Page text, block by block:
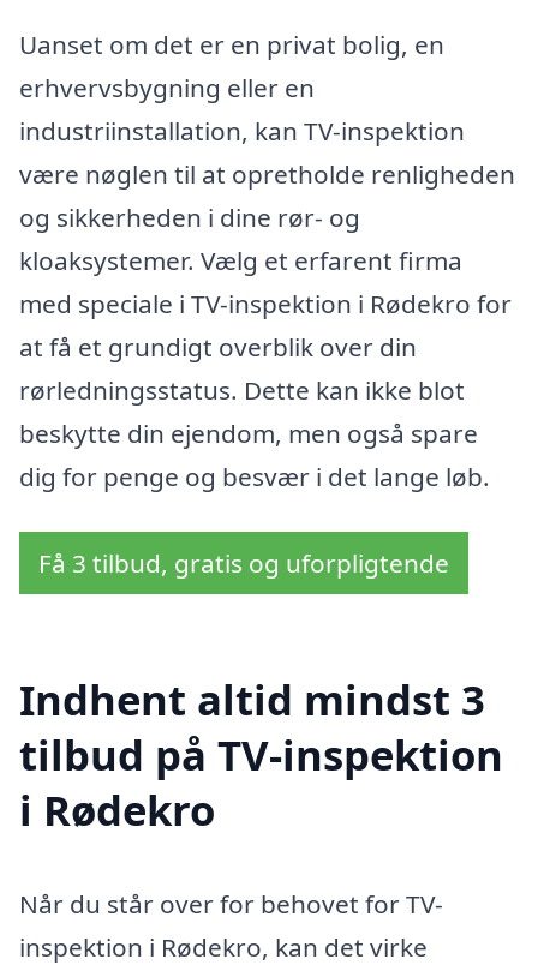
Uanset om det er en privat bolig, en
erhvervsbygning eller en
industriinstallation, kan TV-inspektion
være nøglen til at opretholde renligheden
og sikkerheden i dine rør- og
kloaksystemer. Vælg et erfarent firma
med speciale i TV-inspektion i Rødekro for
at få et grundigt overblik over din
rørledningsstatus. Dette kan ikke blot
beskytte din ejendom, men også spare
dig for penge og besvær i det lange løb.
Få 3 tilbud, gratis og uforpligtende
Indhent altid mindst 3
tilbud på TV-inspektion
i Rødekro
Når du står over for behovet for TV-
inspektion i Rødekro, kan det virke